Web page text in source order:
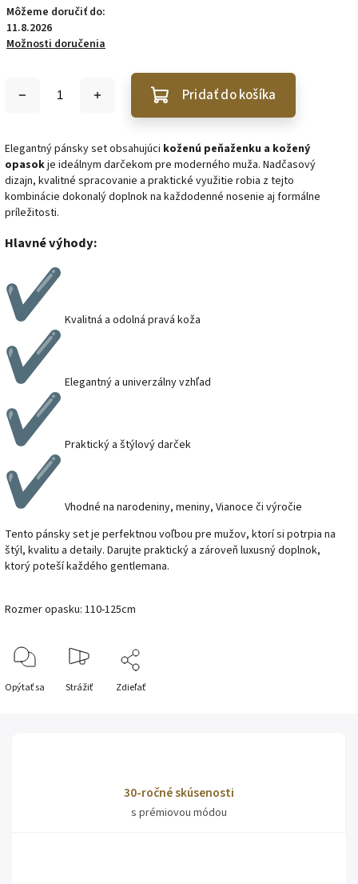
Môžeme doručiť do:
11.8.2026
Možnosti doručenia
Pridať do košíka
Elegantný pánsky set obsahujúci koženú peňaženku a kožený
opasokje ideálnym darčekom pre moderného muža. Nadčasový
dizajn, kvalitné spracovanie a praktické využitie robia z tejto
kombinácie dokonalý doplnok na každodenné nosenie aj formálne
príležitosti.
Hlavné výhody:
Kvalitná a odolná pravá koža
Elegantný a univerzálny vzhľad
Praktický a štýlový darček
Vhodné na narodeniny, meniny, Vianoce či výročie
Tento pánsky set je perfektnou voľbou pre mužov, ktorí si potrpia na
štýl, kvalitu a detaily. Darujte praktický a zároveň luxusný doplnok,
ktorý poteší každého gentlemana.
Rozmer opasku: 110-125cm
Opýtať sa Strážiť Zdieľať
30-ročné skúsenosti
s prémiovou módou